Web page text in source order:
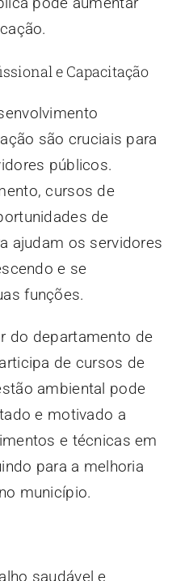
e Capacitação
são cruciais para
públicos.
cursos de
de
ajudam os servidores
e se
funções.
do departamento de
de cursos de
ambiental pode
e motivado a
e técnicas em
para a melhoria
município.
saudável e